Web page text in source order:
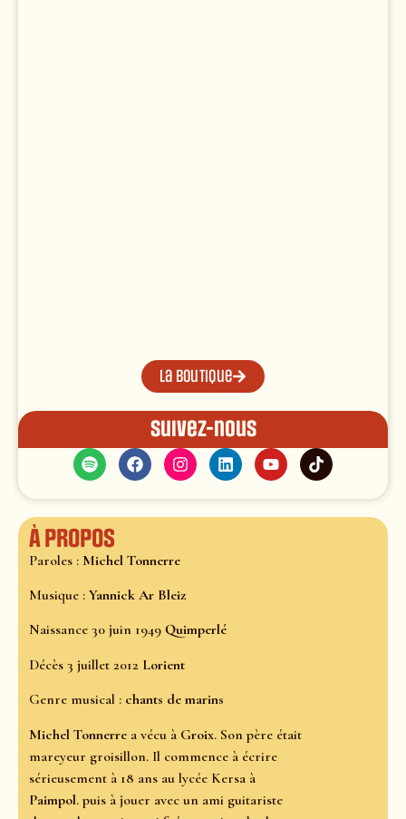
La boutique
Suivez-nous
À propos
Paroles : Michel Tonnerre
Musique : Yannick Ar Bleiz
Naissance 30 juin 1949 Quimperlé
Décès 3 juillet 2012 Lorient
Genre musical : chants de marins
Michel Tonnerre a vécu à Groix. Son père était
mareyeur groisillon. Il commence à écrire
sérieusement à 18 ans au lycée Kersa à
Paimpol. puis à jouer avec un ami guitariste